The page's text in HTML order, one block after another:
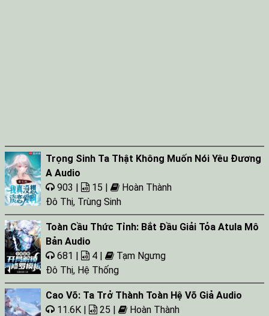
Trọng Sinh Ta Thật Không Muốn Nói Yêu Đương
A Audio
903 |
15 |
Hoàn Thành
Đô Thị, Trùng Sinh
Toàn Cầu Thức Tỉnh: Bắt Đầu Giải Tỏa Atula Mô
Bản Audio
681 |
4 |
Tạm Ngưng
Đô Thị, Hệ Thống
Cao Võ: Ta Trở Thành Toàn Hệ Võ Giả Audio
11.6K |
25 |
Hoàn Thành